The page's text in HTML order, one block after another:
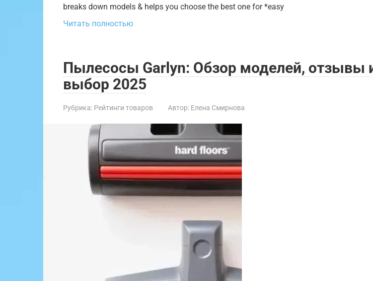
breaks down models & helps you choose the best one for *easy
Читать полностью
Пылесосы Garlyn: Обзор моделей, отзывы
выбор 2025
Рубрика: Рейтинги товаров Автор: Елена Смирнова